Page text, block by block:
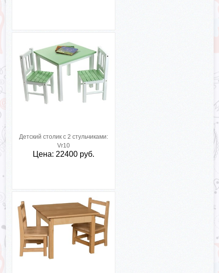
Детский столик с 2 стульчиками:
Vr10
Цена: 22400 руб.